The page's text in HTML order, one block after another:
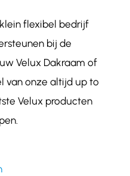
flexibel bedrijf
bij de
Velux Dakraam of
van onze altijd up to
Velux producten